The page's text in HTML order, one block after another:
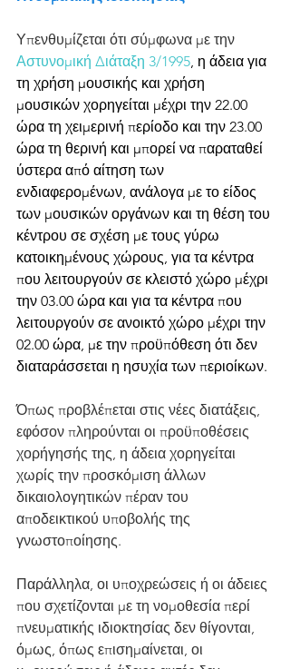
Υπενθυμίζεται ότι σύμφωνα με την
Αστυνομική Διάταξη 3/1995, η άδεια για
τη χρήση μουσικής και χρήση
μουσικών χορηγείται μέχρι την 22.00
ώρα τη χειμερινή περίοδο και την 23.00
ώρα τη θερινή και μπορεί να παραταθεί
ύστερα από αίτηση των
ενδιαφερομένων, ανάλογα με το είδος
των μουσικών οργάνων και τη θέση του
κέντρου σε σχέση με τους γύρω
κατοικημένους χώρους, για τα κέντρα
που λειτουργούν σε κλειστό χώρο μέχρι
την 03.00 ώρα και για τα κέντρα που
λειτουργούν σε ανοικτό χώρο μέχρι την
02.00 ώρα, με την προϋπόθεση ότι δεν
διαταράσσεται η ησυχία των περιοίκων.
Όπως προβλέπεται στις νέες διατάξεις,
εφόσον πληρούνται οι προϋποθέσεις
χορήγησής της, η άδεια χορηγείται
χωρίς την προσκόμιση άλλων
δικαιολογητικών πέραν του
αποδεικτικού υποβολής της
γνωστοποίησης.
Παράλληλα, οι υποχρεώσεις ή οι άδειες
που σχετίζονται με τη νομοθεσία περί
πνευματικής ιδιοκτησίας δεν θίγονται,
όμως, όπως επισημαίνεται, οι